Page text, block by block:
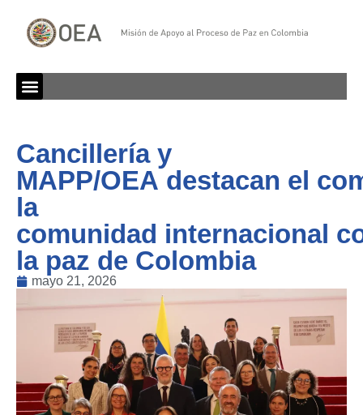
Cancillería y
MAPP/OEA destacan el
la
comunidad internacional
la paz de Colombia
mayo 21, 2026